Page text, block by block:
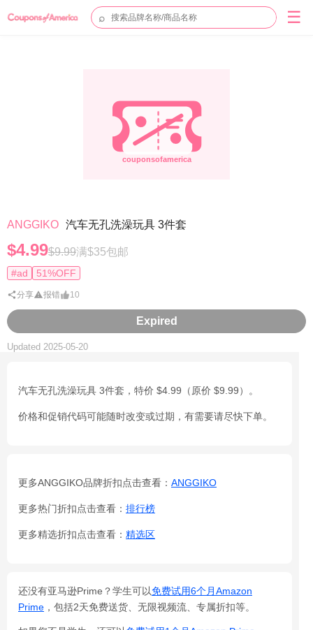
⌕ ☰
ANGGIKO 汽车无孔洗澡玩具 3件套
$4.99$9.99满$35包邮
#ad 51%OFF
分享 报错 10
Expired
Updated 2025-05-20
汽车无孔洗澡玩具 3件套，特价 $4.99（原价 $9.99）。
价格和促销代码可能随时改变或过期，有需要请尽快下单。
更多ANGGIKO品牌折扣点击查看： ANGGIKO
更多热门折扣点击查看： 排行榜
更多精选折扣点击查看： 精选区
还没有亚马逊Prime？学生可以免费试用6个月Amazon
Prime ，包括2天免费送货、无限视频流、专属折扣等。